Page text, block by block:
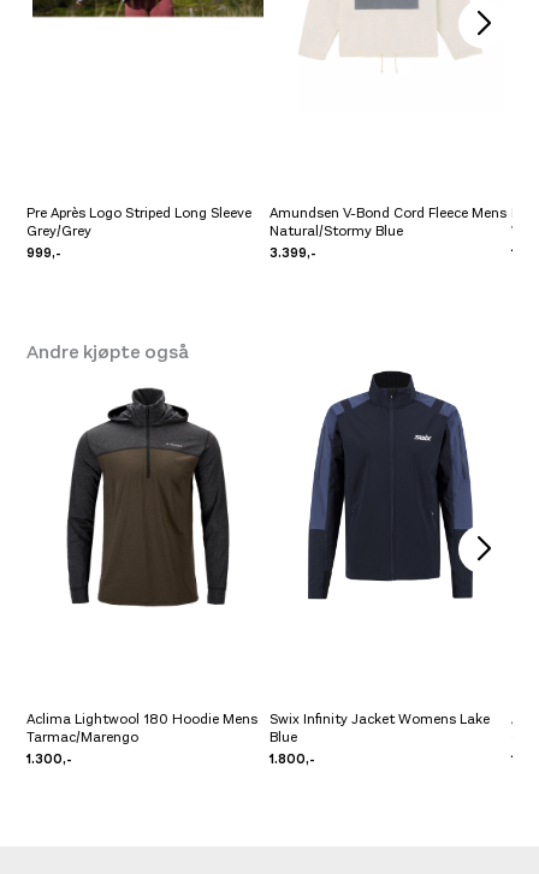
Pre Après Logo Striped Long Sleeve
Grey/Grey
999,-
Amundsen V-Bond Cord Fleece Mens
Natural/Stormy Blue
3.399,-
Pre
Andre kjøpte også
Aclima Lightwool 180 Hoodie Mens
Tarmac/Marengo
1.300,-
Swix Infinity Jacket Womens Lake
Blue
1.800,-